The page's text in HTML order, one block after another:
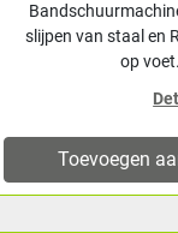
slijpen van staal en
op
Toevoegen